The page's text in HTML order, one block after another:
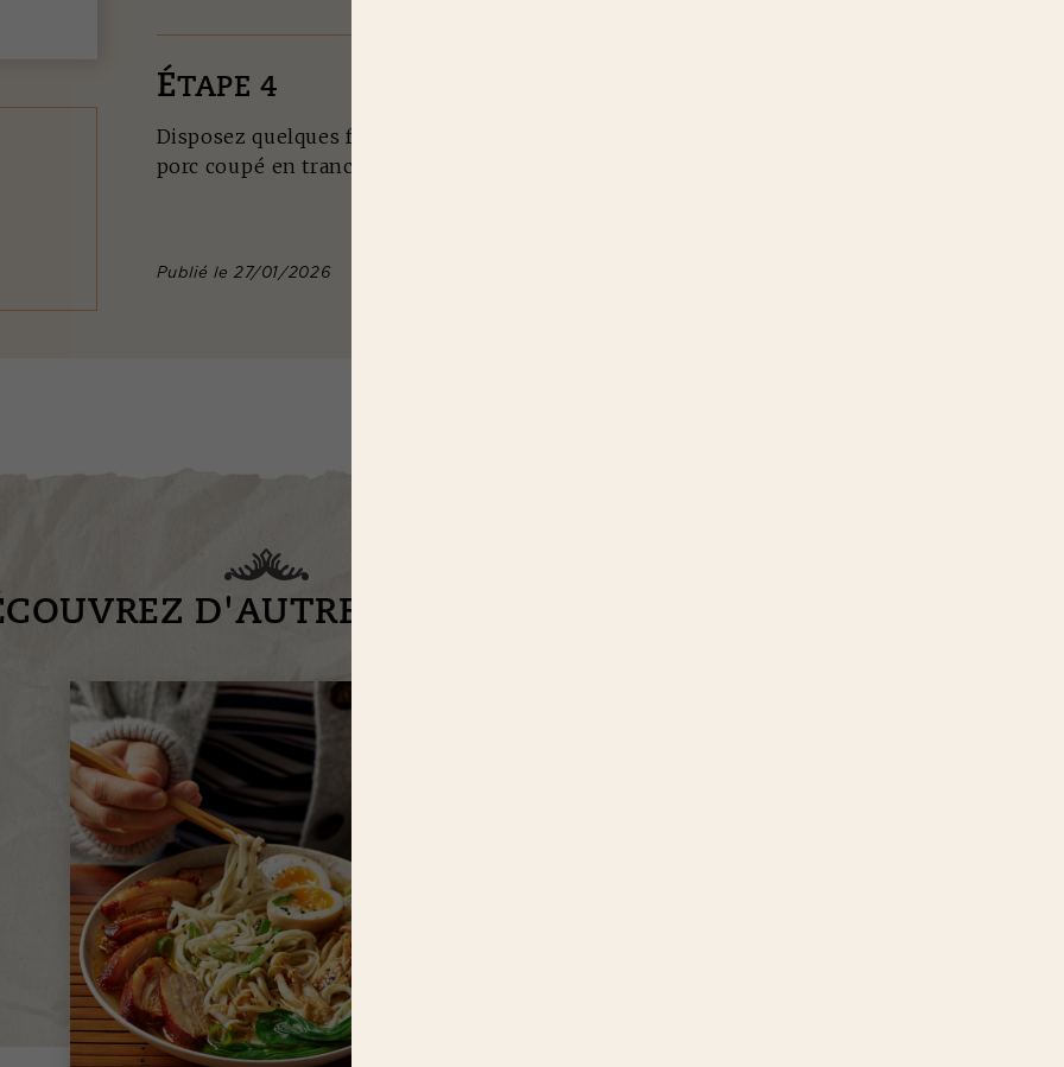
ÉTAPE 4
Disposez quelques feuilles de basilic. Servez avec la poitrine de
porc coupé en tranches.
Publié le 27/01/2026
D'AUTRES RECETTES